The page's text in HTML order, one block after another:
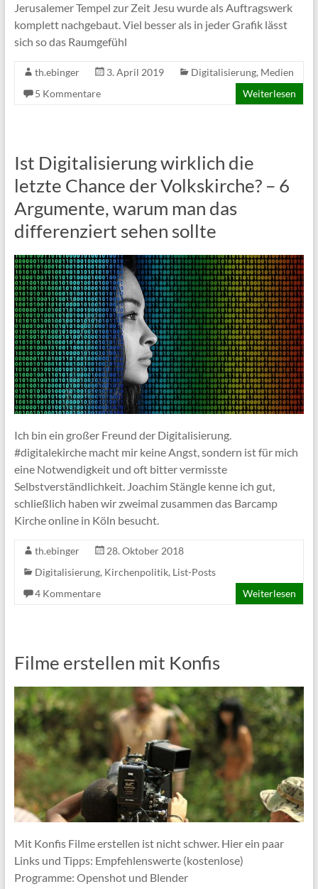
Jerusalemer Tempel zur Zeit Jesu wurde als Auftragswerk
komplett nachgebaut. Viel besser als in jeder Grafik lässt
sich so das Raumgefühl
th.ebinger 3. April 2019 Digitalisierung, Medien
5 Kommentare
Weiterlesen
Ist Digitalisierung wirklich die
letzte Chance der Volkskirche? – 6
Argumente, warum man das
differenziert sehen sollte
Ich bin ein großer Freund der Digitalisierung.
#digitalekirche macht mir keine Angst, sondern ist für mich
eine Notwendigkeit und oft bitter vermisste
Selbstverständlichkeit. Joachim Stängle kenne ich gut,
schließlich haben wir zweimal zusammen das Barcamp
Kirche online in Köln besucht.
th.ebinger
28. Oktober 2018
Digitalisierung, Kirchenpolitik, List-Posts
4 Kommentare
Weiterlesen
Filme erstellen mit Konfis
Mit Konfis Filme erstellen ist nicht schwer. Hier ein paar
Links und Tipps: Empfehlenswerte (kostenlose)
Programme: Openshot und Blender